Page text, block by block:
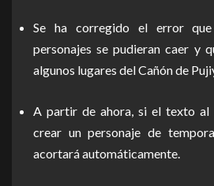
Se ha corregido el error
personajes se pudieran caer y
algunos lugares del Cañón de
A partir de ahora, si el texto al
crear un personaje de
acortará automáticamente.